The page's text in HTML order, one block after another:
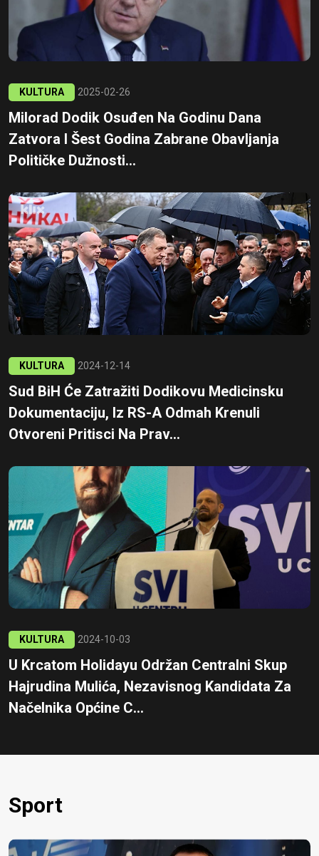
KULTURA 2025-02-26
Milorad Dodik Osuđen Na Godinu Dana
Zatvora I Šest Godina Zabrane Obavljanja
Političke Dužnosti...
KULTURA 2024-12-14
Sud BiH Će Zatražiti Dodikovu Medicinsku
Dokumentaciju, Iz RS-A Odmah Krenuli
Otvoreni Pritisci Na Prav...
KULTURA 2024-10-03
U Krcatom Holidayu Održan Centralni Skup
Hajrudina Mulića, Nezavisnog Kandidata Za
Načelnika Općine C...
Sport